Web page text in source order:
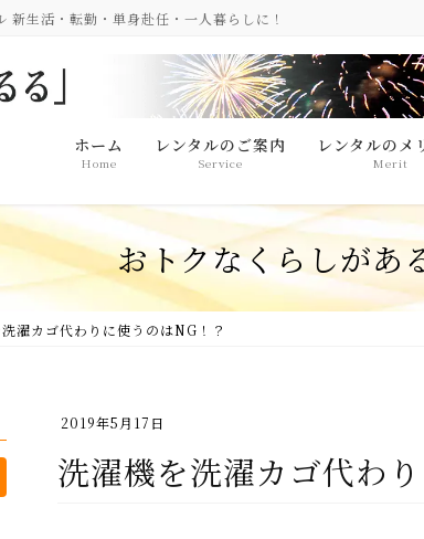
生活・転勤・単身赴任・一人暮らしに！
ホーム
Home
レンタルのご案内
Service
レンタルのメ
Merit
おトクなくらしがあ
濯カゴ代わりに使うのはNG！？
2019年5月17日
洗濯機を洗濯カゴ代わ